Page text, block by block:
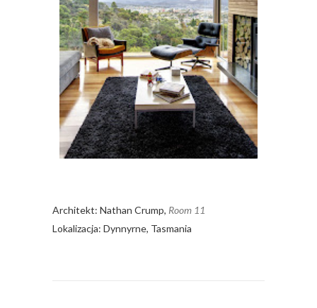
Architekt: Nathan Crump, Room 11
Lokalizacja: Dynnyrne, Tasmania